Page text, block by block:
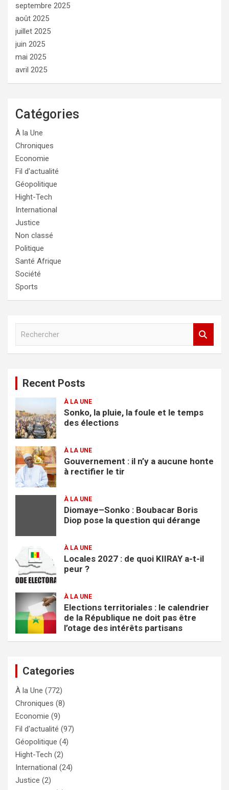
septembre 2025
août 2025
juillet 2025
juin 2025
mai 2025
avril 2025
Catégories
À la Une
Chroniques
Economie
Fil d'actualité
Géopolitique
Hight-Tech
International
Justice
Non classé
Politique
Santé Afrique
Société
Sports
c
e
r
Recent Posts
À LA UNE
Sonko, la pluie, la foule et le temps
des élections
À LA UNE
Gouvernement : il n’y a aucune honte
à rectifier le tir
À LA UNE
Diomaye–Sonko : Boubacar Boris
Diop pose la question qui dérange
À LA UNE
Locales 2027 : de quoi KIIRAY a-t-il
peur ?
À LA UNE
Elections territoriales : le calendrier
de la République ne doit pas être
l’otage des intérêts partisans
Categories
À la Une (772)
Chroniques (8)
Economie (9)
Fil d'actualité (97)
Géopolitique (4)
Hight-Tech (2)
International (24)
Justice (2)